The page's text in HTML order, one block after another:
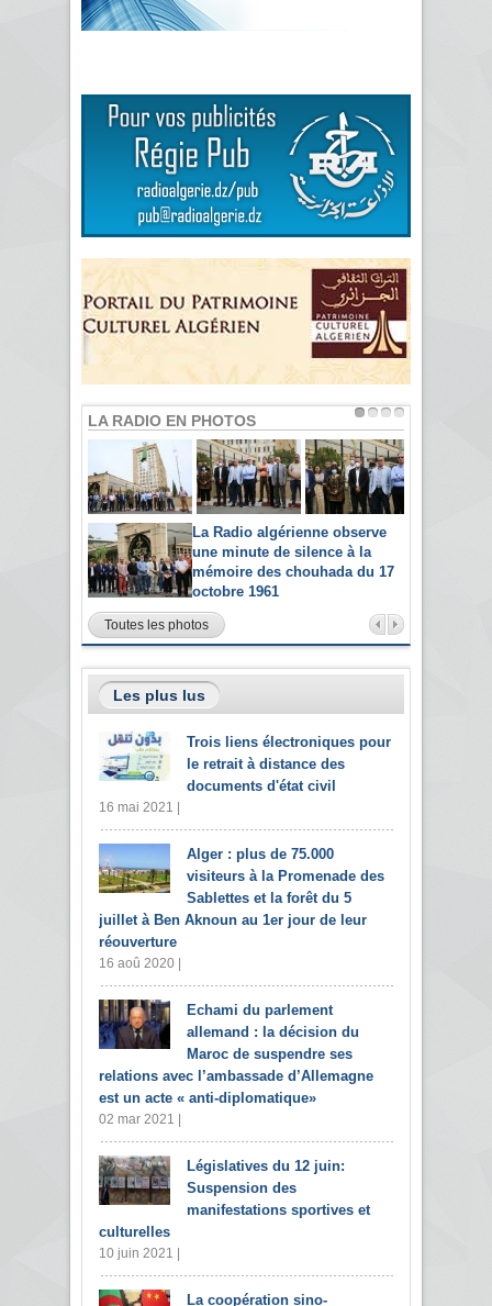
LA RADIO EN PHOTOS
La Radio algérienne observe
une minute de silence à la
mémoire des chouhada du 17
octobre 1961
Toutes les photos
Les plus lus
Trois liens électroniques pour
le retrait à distance des
documents d'état civil
16 mai 2021 |
Alger : plus de 75.000
visiteurs à la Promenade des
Sablettes et la forêt du 5
juillet à Ben Aknoun au 1er jour de leur
réouverture
16 aoû 2020 |
Echami du parlement
allemand : la décision du
Maroc de suspendre ses
relations avec l’ambassade d’Allemagne
est un acte « anti-diplomatique»
02 mar 2021 |
Législatives du 12 juin:
Suspension des
manifestations sportives et
culturelles
10 juin 2021 |
La coopération sino-